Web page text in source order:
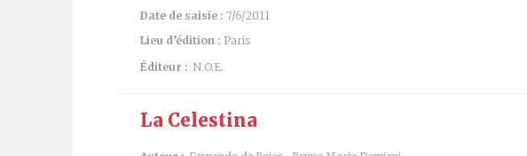
Date de saisie : 7/6/2011
Lieu d’édition : Paris
Éditeur : N.O.E.
La Celestina